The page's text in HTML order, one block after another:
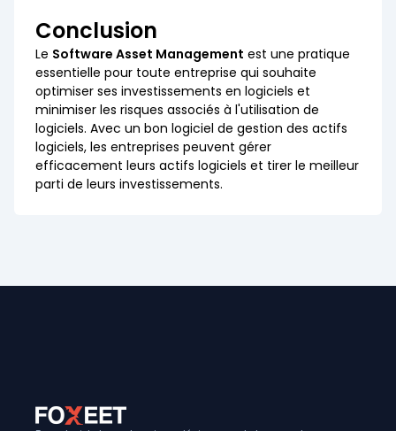
Conclusion
Le Software Asset Management est une pratique
essentielle pour toute entreprise qui souhaite
optimiser ses investissements en logiciels et
minimiser les risques associés à l'utilisation de
logiciels. Avec un bon logiciel de gestion des actifs
logiciels, les entreprises peuvent gérer
efficacement leurs actifs logiciels et tirer le meilleur
parti de leurs investissements.